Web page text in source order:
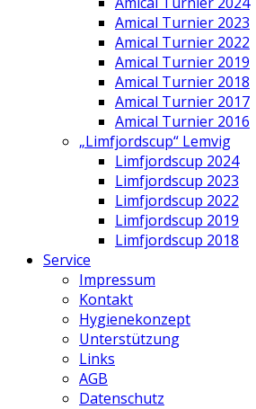
Amical Turnier 2023
Amical Turnier 2022
Amical Turnier 2019
Amical Turnier 2018
Amical Turnier 2017
Amical Turnier 2016
„Limfjordscup“ Lemvig
Limfjordscup 2024
Limfjordscup 2023
Limfjordscup 2022
Limfjordscup 2019
Limfjordscup 2018
Service
Impressum
Kontakt
Hygienekonzept
Unterstützung
Links
AGB
Datenschutz